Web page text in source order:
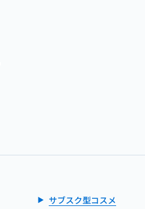
サブスク型コスメ